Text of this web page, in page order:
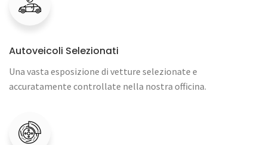
Autoveicoli Selezionati
Una vasta esposizione di vetture selezionate e
accuratamente controllate nella nostra officina.